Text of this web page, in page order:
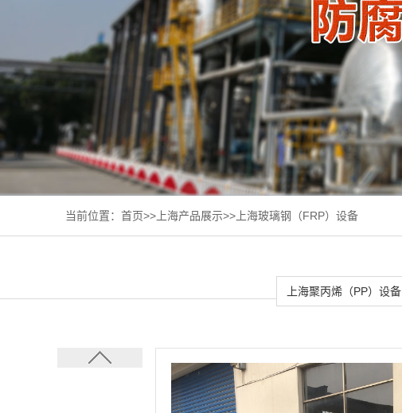
当前位置： 首页>> 上海产品展示>> 上海玻璃钢（FRP）设备
上海聚丙烯（PP）设备